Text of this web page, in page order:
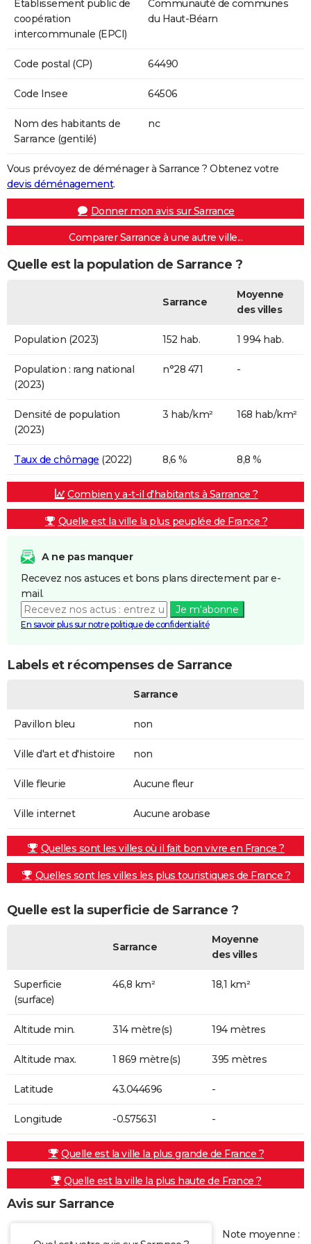
Etablissement public de
coopération
intercommunale (EPCI)
Communauté de communes
du Haut-Béarn
Code postal (CP) 64490
Code Insee 64506
Nom des habitants de
Sarrance (gentilé)
nc
Vous prévoyez de déménager à Sarrance ? Obtenez votre
devis déménagement.
Donner mon avis sur Sarrance
Comparer Sarrance à une autre ville...
Quelle est la population de Sarrance ?
Sarrance
Moyenne
des villes
Population (2023) 152 hab. 1 994 hab.
Population : rang national
(2023)
n°28 471 -
Densité de population
(2023)
3 hab/km² 168 hab/km²
Taux de chômage (2022) 8,6 % 8,8 %
Combien y a-t-il d'habitants à Sarrance ?
Quelle est la ville la plus peuplée de France ?
A ne pas manquer
Recevez nos astuces et bons plans directement par e-
mail.
Je m'abonne
En savoir plus sur notre politique de confidentialité
Labels et récompenses de Sarrance
Sarrance
Pavillon bleu non
Ville d'art et d'histoire non
Ville fleurie Aucune fleur
Ville internet Aucune arobase
Quelles sont les villes où il fait bon vivre en France ?
Quelles sont les villes les plus touristiques de France ?
Quelle est la superficie de Sarrance ?
Sarrance
Moyenne
des villes
Superficie
(surface)
46,8 km² 18,1 km²
Altitude min. 314 mètre(s) 194 mètres
Altitude max. 1 869 mètre(s) 395 mètres
Latitude 43.044696 -
Longitude -0.575631 -
Quelle est la ville la plus grande de France ?
Quelle est la ville la plus haute de France ?
Avis sur Sarrance
Note moyenne :